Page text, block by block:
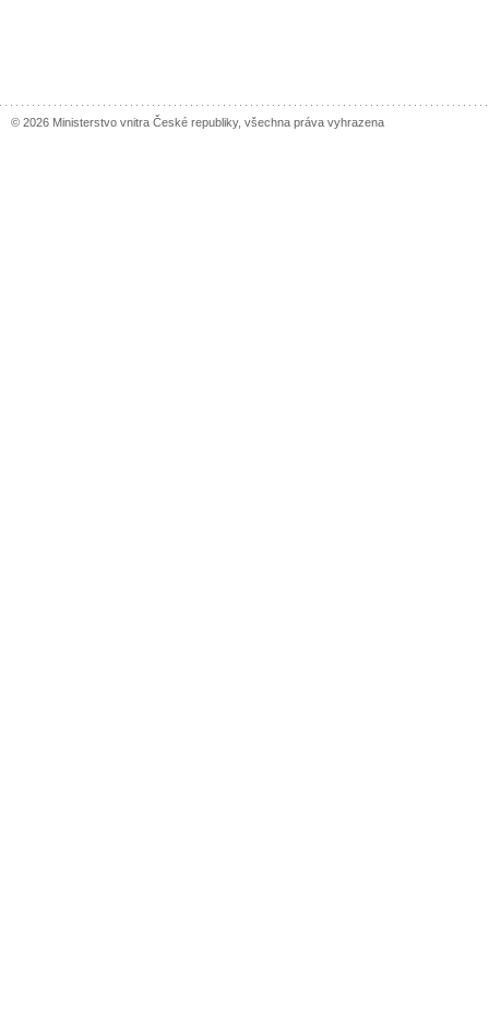
© 2026 Ministerstvo vnitra České republiky, všechna práva vyhrazena